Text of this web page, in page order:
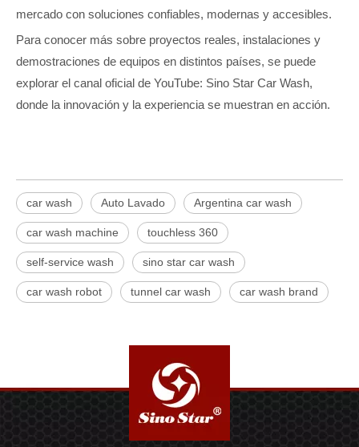
mercado con soluciones confiables, modernas y accesibles.
Para conocer más sobre proyectos reales, instalaciones y
demostraciones de equipos en distintos países, se puede
explorar el canal oficial de YouTube: Sino Star Car Wash,
donde la innovación y la experiencia se muestran en acción.
car wash Auto Lavado Argentina car wash
car wash machine touchless 360
self-service wash sino star car wash
car wash robot tunnel car wash car wash brand